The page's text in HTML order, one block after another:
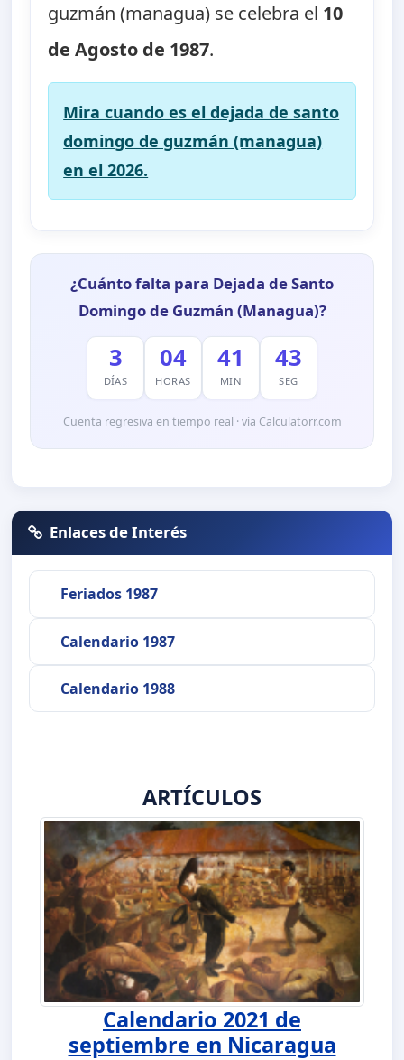
guzmán (managua) se celebra el 10
de Agosto de 1987.
Mira cuando es el dejada de santo
domingo de guzmán (managua)
en el 2026.
¿Cuánto falta para Dejada de Santo
Domingo de Guzmán (Managua)?
3
DÍAS
04
HORAS
41
MIN
43
SEG
Cuenta regresiva en tiempo real · vía Calculatorr.com
Enlaces de Interés
Feriados 1987
Calendario 1987
Calendario 1988
ARTÍCULOS
Calendario 2021 de
septiembre en Nicaragua